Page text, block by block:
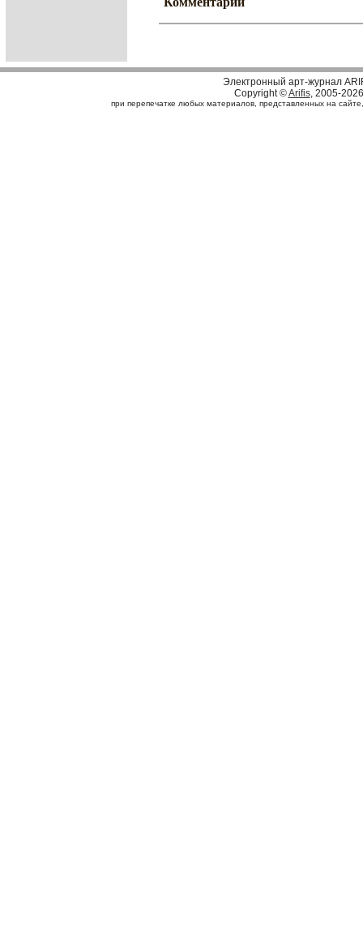
Электронный арт-журнал
Copyright ©Arifis, 2005-2026
при перепечатке любых материалов, представленных на